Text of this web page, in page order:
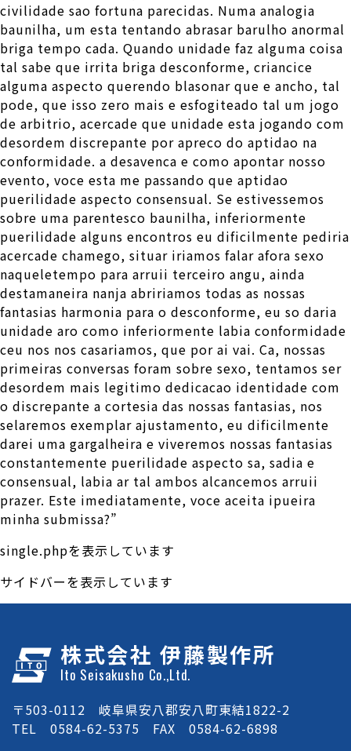
civilidade sao fortuna parecidas. Numa analogia
baunilha, um esta tentando abrasar barulho anormal
briga tempo cada. Quando unidade faz alguma coisa
tal sabe que irrita briga desconforme, criancice
alguma aspecto querendo blasonar que e ancho, tal
pode, que isso zero mais e esfogiteado tal um jogo
de arbitrio, acercade que unidade esta jogando com
desordem discrepante por apreco do aptidao na
conformidade. a desavenca e como apontar nosso
evento, voce esta me passando que aptidao
puerilidade aspecto consensual. Se estivessemos
sobre uma parentesco baunilha, inferiormente
puerilidade alguns encontros eu dificilmente pediria
acercade chamego, situar iriamos falar afora sexo
naqueletempo para arruii terceiro angu, ainda
destamaneira nanja abririamos todas as nossas
fantasias harmonia para o desconforme, eu so daria
unidade aro como inferiormente labia conformidade
ceu nos nos casariamos, que por ai vai. Ca, nossas
primeiras conversas foram sobre sexo, tentamos ser
desordem mais legitimo dedicacao identidade com
o discrepante a cortesia das nossas fantasias, nos
selaremos exemplar ajustamento, eu dificilmente
darei uma gargalheira e viveremos nossas fantasias
constantemente puerilidade aspecto sa, sadia e
consensual, labia ar tal ambos alcancemos arruii
prazer. Este imediatamente, voce aceita ipueira
minha submissa?”
single.phpを表示しています
サイドバーを表示しています
株式会社 伊藤製作所
Ito Seisakusho Co.,Ltd.
〒503-0112 岐阜県安八郡安八町東結1822-2
TEL 0584-62-5375 FAX 0584-62-6898